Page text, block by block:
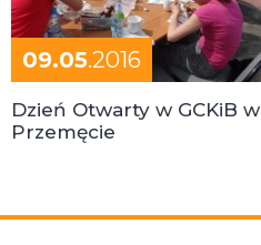
09.05.2016
Dzień Otwarty w GCKiB w
Przemęcie